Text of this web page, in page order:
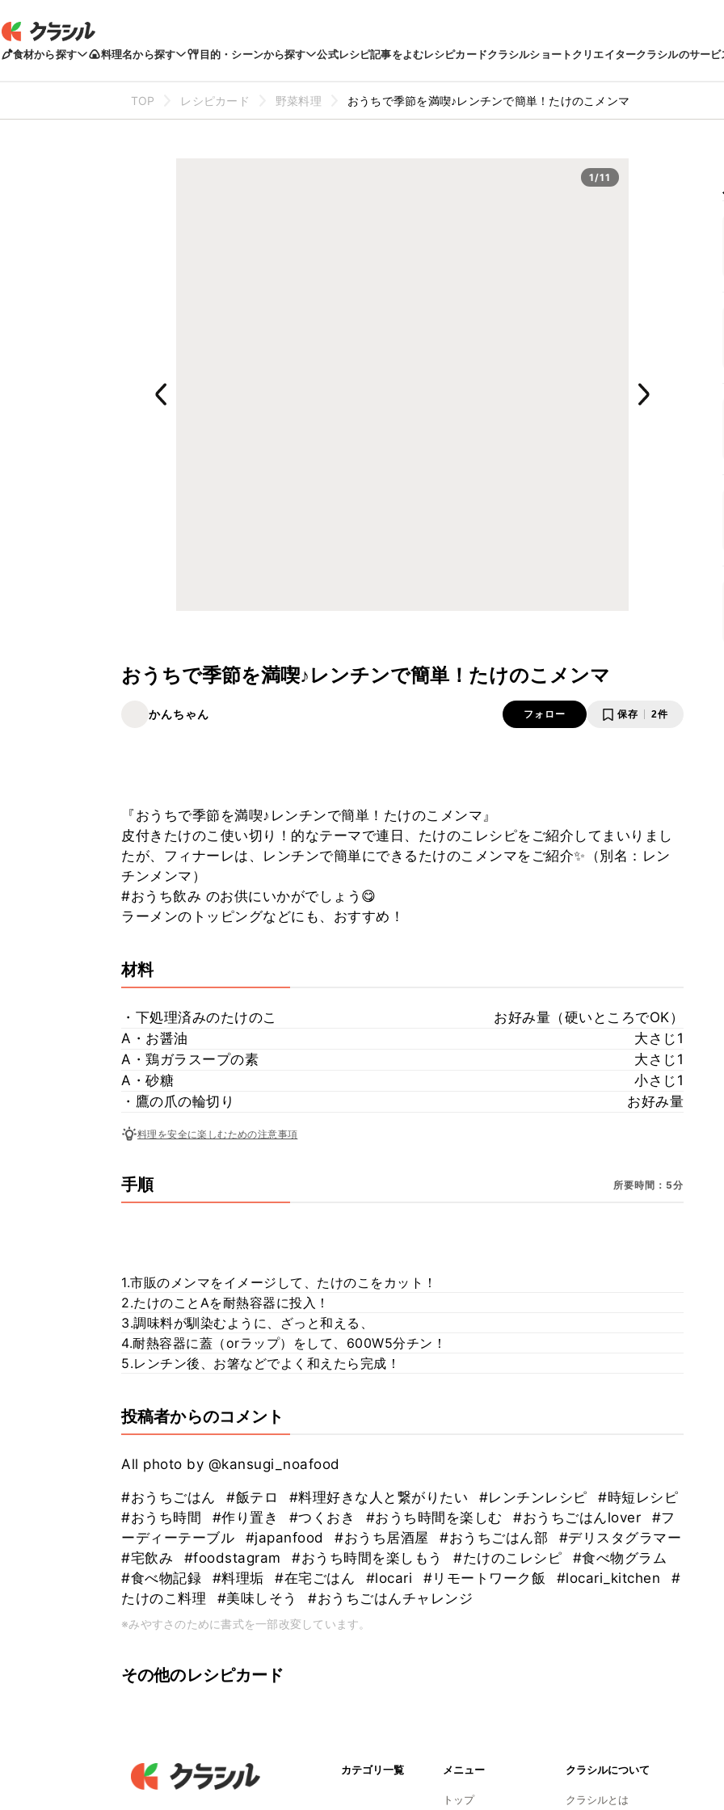
食材から探す 料理名から探す 目的・シーンから探す 公式レシピ記事をよむレシピカードクラシルショートクリエイタークラシルのサービ
TOP レシピカード 野菜料理 おうちで季節を満喫♪レンチンで簡単！たけのこメンマ
1/11
おうちで季節を満喫♪レンチンで簡単！たけのこメンマ
かんちゃん フォロー 保存 2件
『おうちで季節を満喫♪レンチンで簡単！たけのこメンマ』
皮付きたけのこ使い切り！的なテーマで連日、たけのこレシピをご紹介してまいりまし
たが、フィナーレは、レンチンで簡単にできるたけのこメンマをご紹介✨（別名：レン
チンメンマ）
#おうち飲み のお供にいかがでしょう😋
ラーメンのトッピングなどにも、おすすめ！
材料
・下処理済みのたけのこ
お好み量（硬いところでOK）
A・お醤油
大さじ1
A・鶏ガラスープの素
大さじ1
A・砂糖
小さじ1
・鷹の爪の輪切り
お好み量
料理を安全に楽しむための注意事項
手順 所要時間：5分
1.市販のメンマをイメージして、たけのこをカット！
2.たけのことAを耐熱容器に投入！
3.調味料が馴染むように、ざっと和える、
4.耐熱容器に蓋（orラップ）をして、600W5分チン！
5.レンチン後、お箸などでよく和えたら完成！
投稿者からのコメント
All photo by @kansugi_noafood
#おうちごはん #飯テロ #料理好きな人と繋がりたい #レンチンレシピ
#時短レシピ
#おうち時間
#作り置き #つくおき #おうち時間を楽しむ #おうちごはんlover
#フ
ーディーテーブル
#japanfood #おうち居酒屋 #おうちごはん部
#デリスタグラマー
#宅飲み
#foodstagram #おうち時間を楽しもう #たけのこレシピ
#食べ物グラム
#食べ物記録
#料理垢 #在宅ごはん #locari #リモートワーク飯 #locari_kitchen
#
たけのこ料理
#美味しそう #おうちごはんチャレンジ
※みやすさのために書式を一部改変しています。
その他のレシピカード
カテゴリ一覧 メニュー
トップ
クラシルについて
クラシルとは